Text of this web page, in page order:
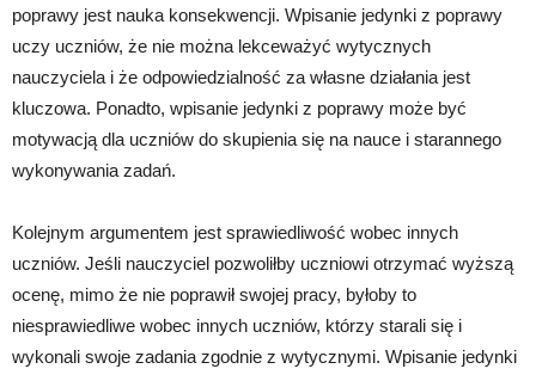
poprawy jest nauka konsekwencji. Wpisanie jedynki z poprawy
uczy uczniów, że nie można lekceważyć wytycznych
nauczyciela i że odpowiedzialność za własne działania jest
kluczowa. Ponadto, wpisanie jedynki z poprawy może być
motywacją dla uczniów do skupienia się na nauce i starannego
wykonywania zadań.
Kolejnym argumentem jest sprawiedliwość wobec innych
uczniów. Jeśli nauczyciel pozwoliłby uczniowi otrzymać wyższą
ocenę, mimo że nie poprawił swojej pracy, byłoby to
niesprawiedliwe wobec innych uczniów, którzy starali się i
wykonali swoje zadania zgodnie z wytycznymi. Wpisanie jedynki